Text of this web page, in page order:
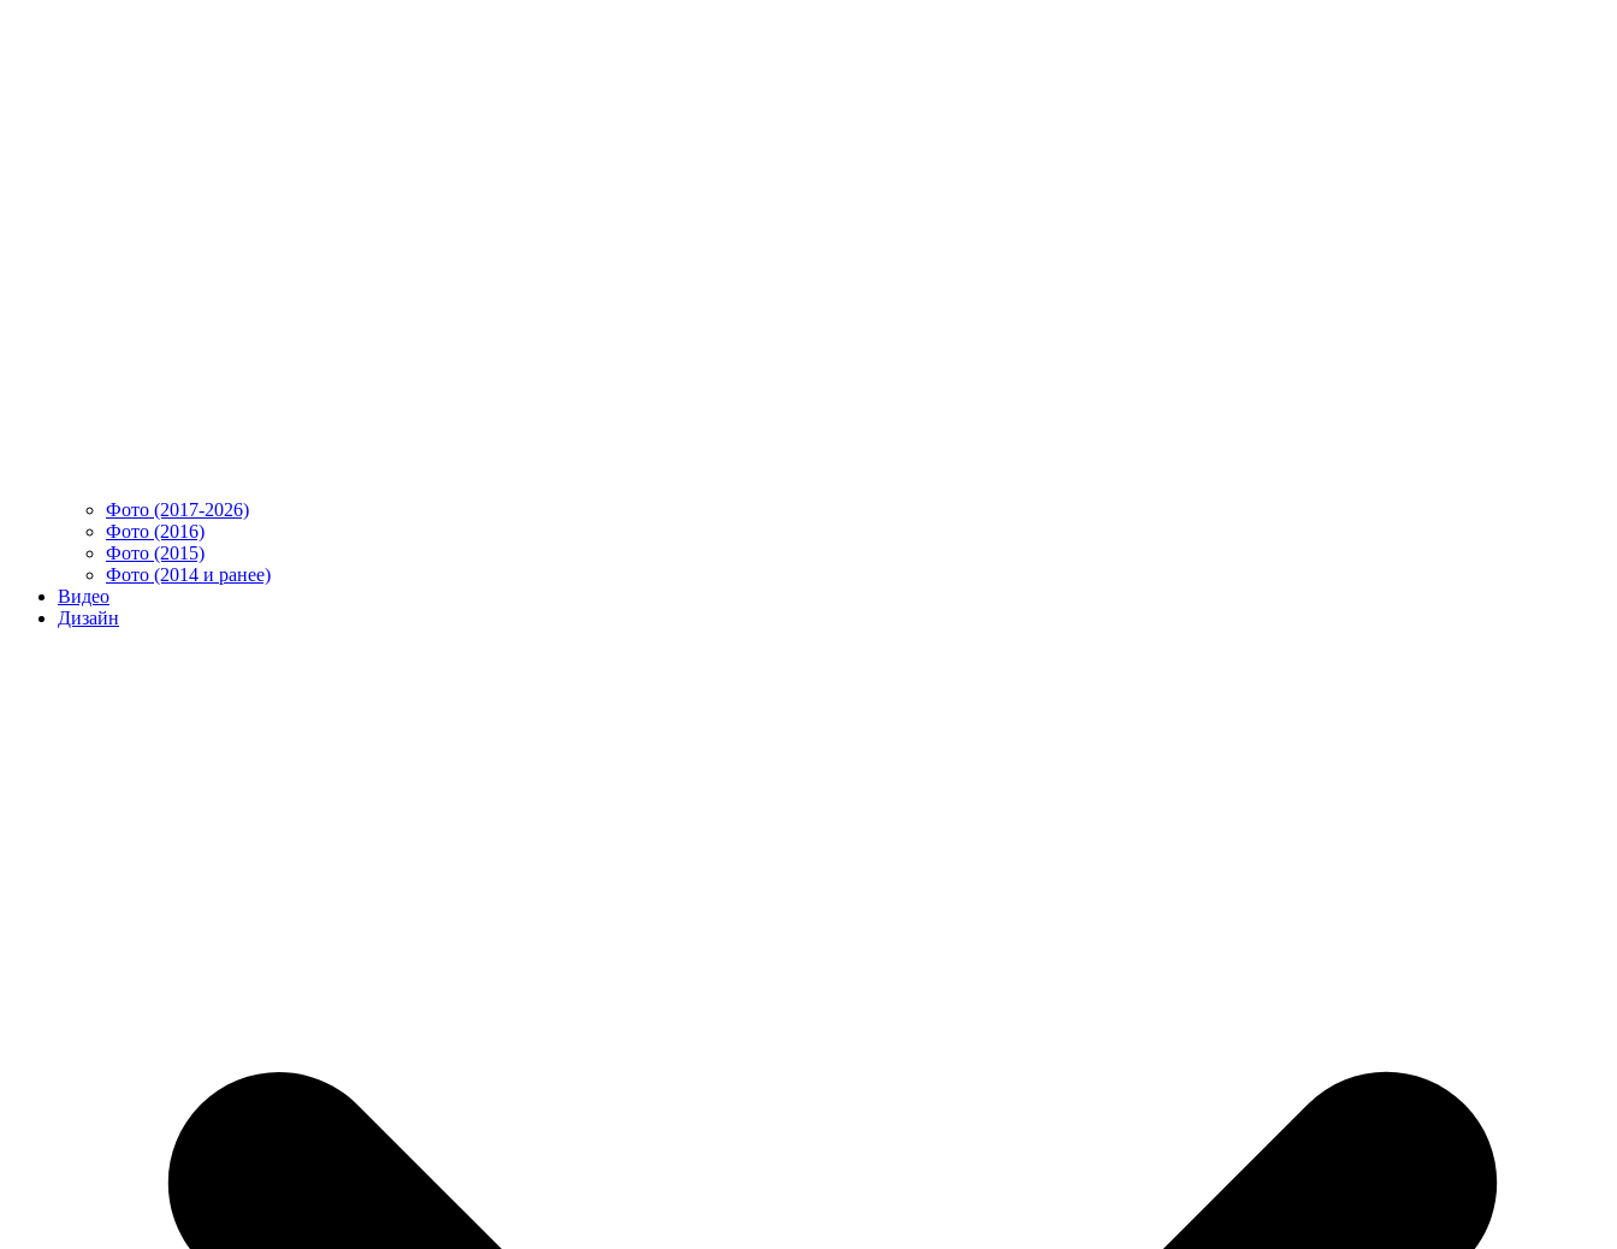
Фото (2017-2026)
Фото (2016)
Фото (2015)
Фото (2014 и ранее)
Видео
Дизайн